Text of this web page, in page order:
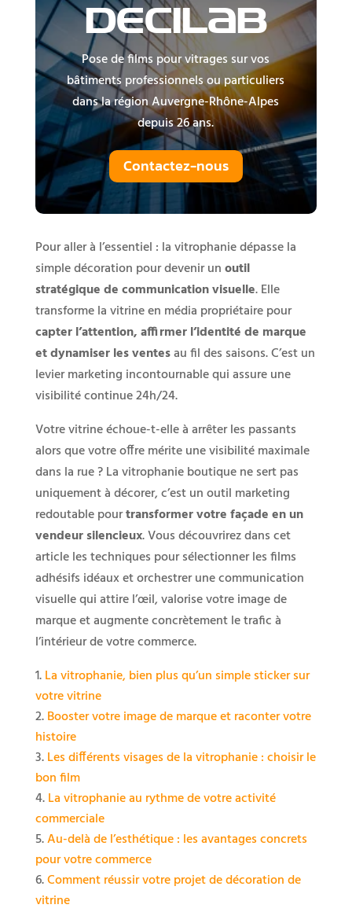
DECILAB
Pose de films pour vitrages sur vos
bâtiments professionnels ou particuliers
dans la région Auvergne-Rhône-Alpes
depuis 26 ans.
Contactez-nous
Pour aller à l’essentiel : la vitrophanie dépasse la
simple décoration pour devenir unoutil
stratégique de communication visuelle. Elle
transforme la vitrine en média propriétaire pour
capter l’attention, affirmer l’identité de marque
et dynamiser les ventesau fil des saisons. C’est un
levier marketing incontournable qui assure une
visibilité continue 24h/24.
Votre vitrine échoue-t-elle à arrêter les passants
alors que votre offre mérite une visibilité maximale
dans la rue ? La vitrophanie boutique ne sert pas
uniquement à décorer, c’est un outil marketing
redoutable pourtransformer votre façade en un
vendeur silencieux. Vous découvrirez dans cet
article les techniques pour sélectionner les films
adhésifs idéaux et orchestrer une communication
visuelle qui attire l’œil, valorise votre image de
marque et augmente concrètement le trafic à
l’intérieur de votre commerce.
La vitrophanie, bien plus qu’un simple sticker sur
votre vitrine
Booster votre image de marque et raconter votre
histoire
Les différents visages de la vitrophanie : choisir le
bon film
La vitrophanie au rythme de votre activité
commerciale
Au-delà de l’esthétique : les avantages concrets
pour votre commerce
Comment réussir votre projet de décoration de
vitrine